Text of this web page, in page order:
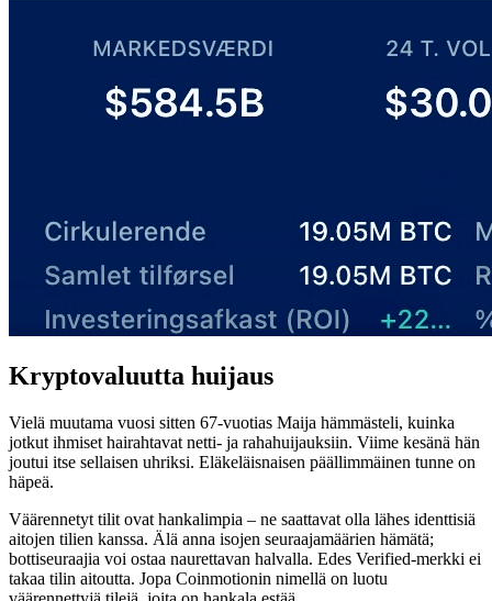
Kryptovaluutta huijaus
Vielä muutama vuosi sitten 67-vuotias Maija hämmästeli, kuinka
jotkut ihmiset hairahtavat netti- ja rahahuijauksiin. Viime kesänä hän
joutui itse sellaisen uhriksi. Eläkeläisnaisen päällimmäinen tunne on
häpeä.
Väärennetyt tilit ovat hankalimpia – ne saattavat olla lähes identtisiä
aitojen tilien kanssa. Älä anna isojen seuraajamäärien hämätä;
bottiseuraajia voi ostaa naurettavan halvalla. Edes Verified-merkki ei
takaa tilin aitoutta. Jopa Coinmotionin nimellä on luotu